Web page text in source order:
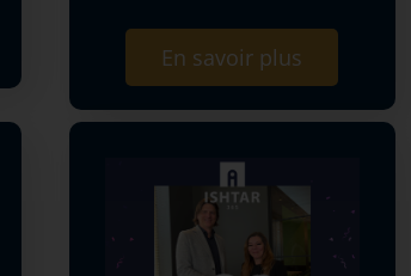
En savoir plus